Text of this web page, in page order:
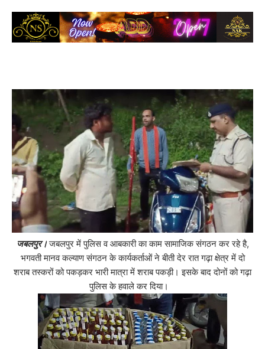
जबलपुर।जबलपुर में पुलिस व आबकारी का काम सामाजिक संगठन कर रहे है,
भगवती मानव कल्याण संगठन के कार्यकर्ताओं ने बीती देर रात गढ़ा क्षेत्र में दो
शराब तस्करों को पकड़कर भारी मात्रा में शराब पकड़ी। इसके बाद दोनों को गढ़ा
पुलिस के हवाले कर दिया।